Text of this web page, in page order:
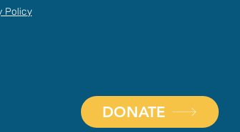
DONATE
Policy